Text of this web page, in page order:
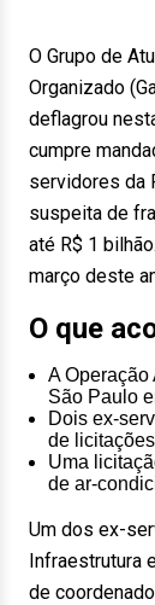
O Grupo de
Organizado
deflagrou
cumpre
servidores da
suspeita de
até R$ 1
março deste
O que
A Operação
São Paulo
Dois ex-
de
Uma
de ar-
Um dos ex-
Infraestrutura
de